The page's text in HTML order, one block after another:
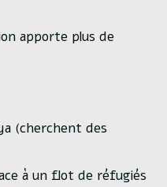
apporte plus de
(cherchent des
à un flot de réfugiés